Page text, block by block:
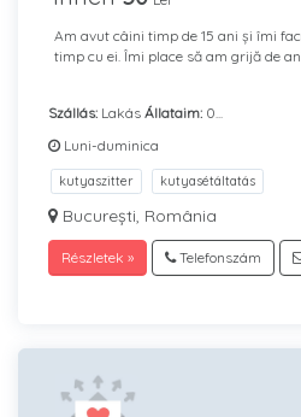
Am avut câini timp de 15 ani și îmi
timp cu ei. Îmi place să am grijă de
Szállás: Lakás Állataim: 0...
Luni-duminica
kutyaszitter kutyasétáltatás
București, România
Részletek » Telefonszám